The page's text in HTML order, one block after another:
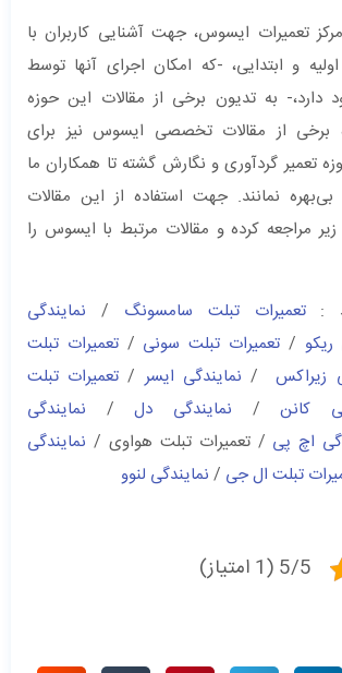
تعمیرات ایسوس، جهت آشنایی کاربران با
و ابتدایی، -که امکان اجرای آنها توسط
دارد،- به تدیون برخی از مقالات این حوزه
برخی از مقالات تخصصی ایسوس نیز برای
تعمیر گردآوری و نگارش گشته تا همکاران ما
نمانند. جهت استفاده از این مقالات
مراجعه کرده و مقالات مرتبط با ایسوس را
:تعمیرات تبلت سامسونگ / نمایندگی
ریکو / تعمیرات تبلت سونی /تعمیرات تبلت
زیراکس/ نمایندگی ایسر / تعمیرات تبلت
کانن/ نمایندگی دل/ نمایندگی
اچ پی / تعمیرات تبلت هواوی / نمایندگی
تبلت ال جی / نمایندگی لنوو
5/5 (1 امتیاز)